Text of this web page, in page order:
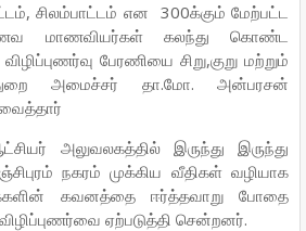
சிலம்பாட்டம் என 300க்கும் மேற்பட்ட
மாணவியர்கள் கலந்து கொண்ட
பேரணியை சிறு,குறு மற்றும்
அமைச்சர் தா.மோ. அன்பரசன்
அலுவலகத்தில் இருந்து இருந்து
நகரம் முக்கிய வீதிகள் வழியாக
கவனத்தை ஈர்த்தவாறு போதை
விழிப்புணர்வை ஏற்படுத்தி சென்றனர்.